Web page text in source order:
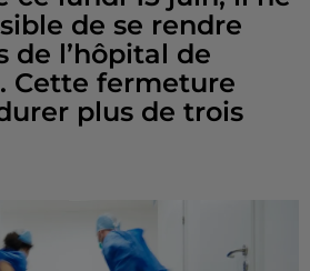
de se rendre
de l’hôpital de
Cette fermeture
plus de trois